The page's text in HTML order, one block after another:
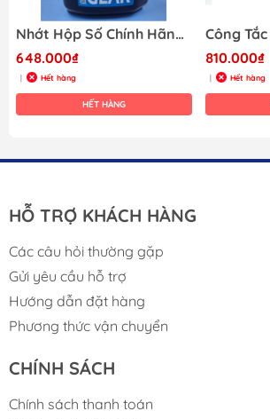
Nhớt Hộp Số Chính Hãng YAMAHA cho máy cano, hiệu YAMALUBE , dung tích 1 Lít, ( 1L) API GL-4 , SAE 90, Mã 90790-BS80S
648.000₫
Hết hàng
HẾT HÀNG
810.000₫
Hết hàng
HỖ TRỢ KHÁCH HÀNG
Các câu hỏi thường gặp
Gửi yêu cầu hỗ trợ
Hướng dẫn đặt hàng
Phương thức vận chuyển
CHÍNH SÁCH
Chính sách thanh toán